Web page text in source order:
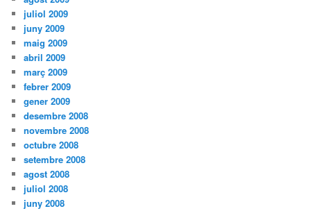
juliol 2009
juny 2009
maig 2009
abril 2009
març 2009
febrer 2009
gener 2009
desembre 2008
novembre 2008
octubre 2008
setembre 2008
agost 2008
juliol 2008
juny 2008